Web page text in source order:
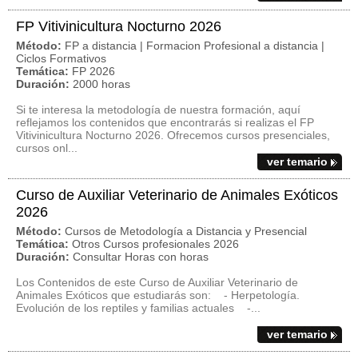
FP Vitivinicultura Nocturno 2026
Método: FP a distancia | Formacion Profesional a distancia |
Ciclos Formativos
Temática: FP 2026
Duración: 2000 horas
Si te interesa la metodología de nuestra formación, aquí
reflejamos los contenidos que encontrarás si realizas el FP
Vitivinicultura Nocturno 2026. Ofrecemos cursos presenciales,
cursos onl...
ver temario
Curso de Auxiliar Veterinario de Animales Exóticos
2026
Método: Cursos de Metodología a Distancia y Presencial
Temática: Otros Cursos profesionales 2026
Duración: Consultar Horas con horas
Los Contenidos de este Curso de Auxiliar Veterinario de
Animales Exóticos que estudiarás son: - Herpetología.
Evolución de los reptiles y familias actuales -...
ver temario